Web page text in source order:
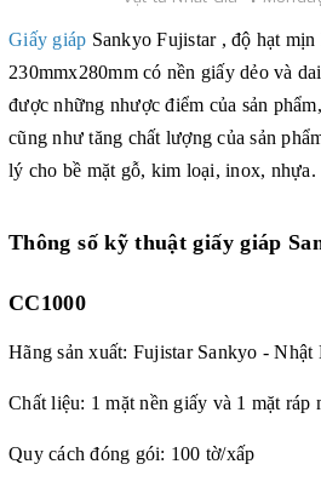
Giấy giáp Sankyo Fujistar , độ hạt
230mmx280mm có nền giấy dẻo và
được những nhược điểm của sản
cũng như tăng chất lượng của sản
lý cho bề mặt gỗ, kim loại, inox, nhựa.
Thông số kỹ thuậtgiấy giáp
CC1000
Hãng sản xuất: Fujistar Sankyo - Nhật
Chất liệu: 1 mặt nền giấy và 1 mặt ráp
Quy cách đóng gói: 100 tờ/xấp